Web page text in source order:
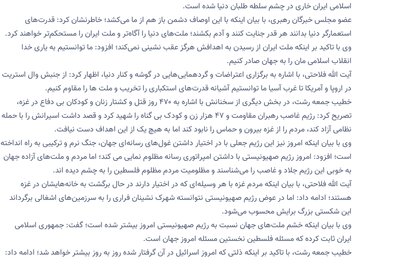
اسلامی ایران خاری در چشم سلطه طلبان دنیا شده است.
عضو مجلس خبرگان رهبری، با بیان اینکه با این اوصاف دشمن باز هم از ما می‌کشد؛ خاطرنشان کرد: قدرت‌های
استعمارگر دنیا بدانند هر قدر جنایت کنند و آدم بکشند؛ ملت‌های دنیا را آگاه‌تر و ملت ایران را مستحکم‌تر خواهند کرد.
وی با تاکید بر اینکه ملت ایران از رسیدن به اهدافش هرگز عقب نشینی نمی‌کند؛ افزود: ما توانستیم به یاری خدا
انقلاب اسلامی مان را به جهان صادر کنیم.
آیت الله فلاحتی، با اشاره به برگزاری اعتراضات و گردهمایی‌هایی در گوشه و کنار دنیا، اظهار کرد: از جنبش وال استریت
در اروپا و آمریکا تا غرب آسیا ما توانستیم آشیانه قدرت‌های استکباری را تخریب و ملت ها را مقاوم کنیم.
خطیب جمعه رشت، در بخش دیگری از سخنانش با اشاره به ۴۷۰ روز قتل و کشتار زنان و کودکان بی دفاع در غزه،
تصریح کرد: رژیم غاصب رهبران مقاومت و ۴۷ هزار زن و کودک بی گناه را شهید کرد و قصد داشت اسیرانش را با حمله
نظامی آزاد کند، مردم را از غزه بیرون و حماس را نابود کند اما به هیچ یک از این اهداف دست نیافت.
وی با بیان اینکه امروز نیز این رژیم جعلی با در اختیار داشتن غول‌های رسانه‌ای جهان، جنگ نرم و ترکیبی به راه انداخته
است؛ افزود: امروز رژیم صهیونیستی با داشتن امپراتوری رسانه مظلوم نمایی می کند؛ اما مردم و ملت‌های آزاده جهان
به خوبی این رژیم جلاد و غاصب را می‌شناسند و مظلومیت مردم مظلوم فلسطین را به چشم دیده اند.
آیت الله فلاحتی، با بیان اینکه مردم غزه با هر وسیله‌ای که در اختیار دارند در حال برگشت به خانه‌هایشان در غزه
هستند؛ ادامه داد: اما در عوض رژیم صهیونیستی نتوانسته شهرک نشینان فراری را به سرزمین‌های اشغالی برگرداند
این شکستی بزرگ برایش محسوب می‌شود.
وی با بیان اینکه خشم ملت‌های جهان نسبت به رژیم صهیونیستی امروز بیشتر شده است؛ گفت: جمهوری اسلامی
ایران ثابت کرده که مسئله فلسطین نخستین مسئله امروز جهان است.
خطیب جمعه رشت، با تاکید بر اینکه ذلتی که امروز اسرائیل در آن گرفتار شده روز به روز بیشتر خواهد شد؛ ادامه داد: